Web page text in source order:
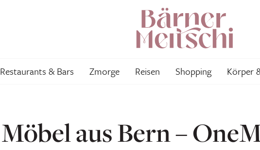
Restaurants & Bars Zmorge Reisen Shopping Körper
Möbel aus Bern –